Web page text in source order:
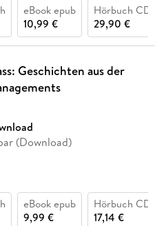
eBook epub
10,99 €
Hörbuch CD
29,90 €
Geschichten aus der
(Download)
eBook epub
9,99 €
Hörbuch CD
17,14 €